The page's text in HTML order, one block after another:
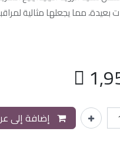
مما يجعلها مثالية

إضافة إلى